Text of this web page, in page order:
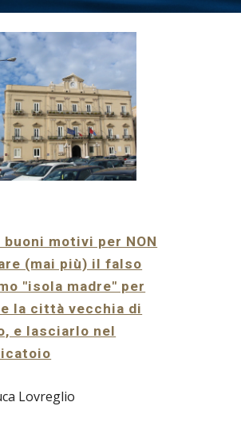
buoni motivi per NON
(mai più) il falso
"isola madre" per
la città vecchia di
e lasciarlo nel
Lovreglio